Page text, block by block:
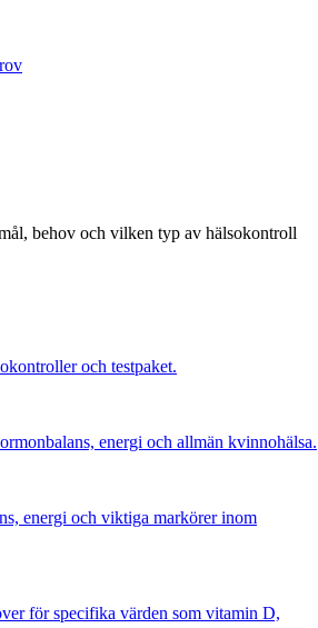
behov och vilken typ av hälsokontroll
och testpaket.
energi och allmän kvinnohälsa.
energi och viktiga markörer inom
för specifika värden som vitamin D,